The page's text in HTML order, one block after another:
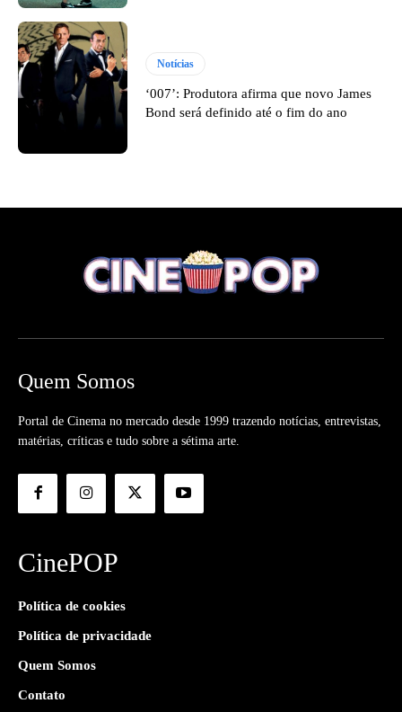
Notícias
‘007’: Produtora afirma que novo James
Bond será definido até o fim do ano
Quem Somos
Portal de Cinema no mercado desde 1999 trazendo notícias, entrevistas,
matérias, críticas e tudo sobre a sétima arte.
CinePOP
Política de cookies
Política de privacidade
Quem Somos
Contato